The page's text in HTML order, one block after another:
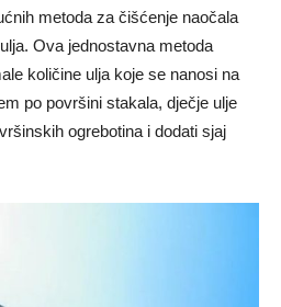
metoda za čišćenje naočala
Ova jednostavna metoda
količine ulja koje se nanosi na
po površini stakala, dječje ulje
ogrebotina i dodati sjaj